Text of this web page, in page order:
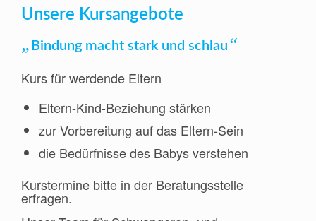
Unsere Kursangebote
„ Bindung macht stark und schlau “
Kurs für werdende Eltern
Eltern-Kind-Beziehung stärken
zur Vorbereitung auf das Eltern-Sein
die Bedürfnisse des Babys verstehen
Kurstermine bitte in der Beratungsstelle
erfragen.